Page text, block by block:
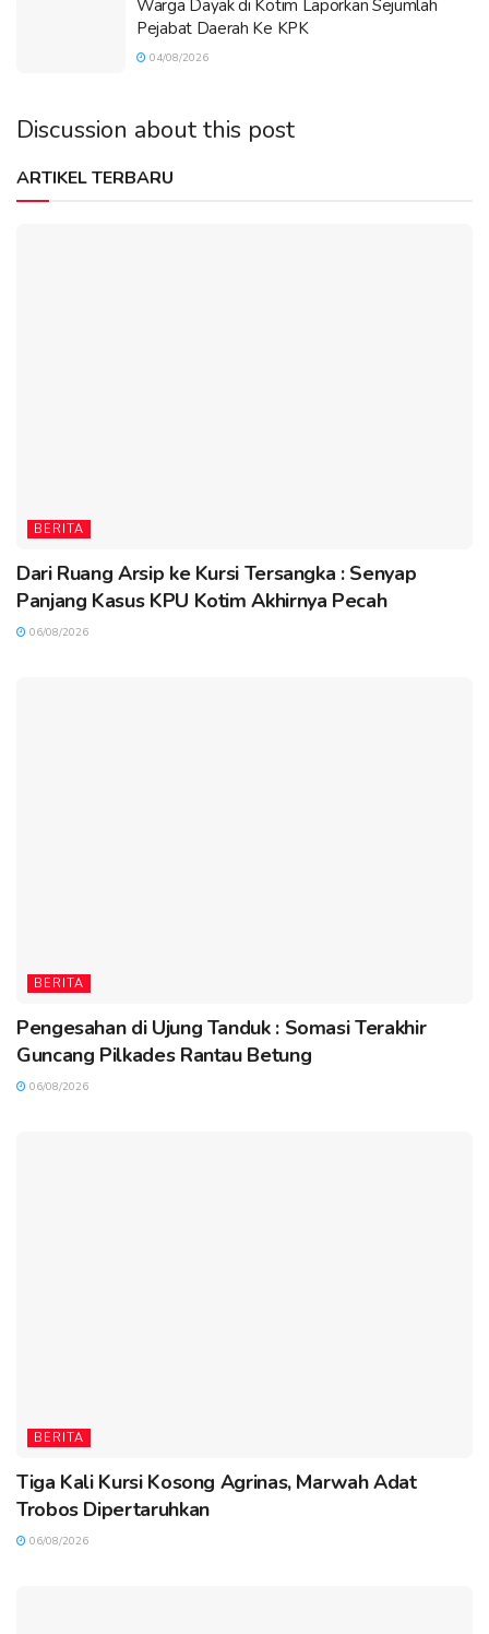
Warga Dayak di Kotim Laporkan Sejumlah
Pejabat Daerah Ke KPK
04/08/2026
Discussion about this post
ARTIKEL TERBARU
BERITA
Dari Ruang Arsip ke Kursi Tersangka : Senyap
Panjang Kasus KPU Kotim Akhirnya Pecah
06/08/2026
BERITA
Pengesahan di Ujung Tanduk : Somasi Terakhir
Guncang Pilkades Rantau Betung
06/08/2026
BERITA
Tiga Kali Kursi Kosong Agrinas, Marwah Adat
Trobos Dipertaruhkan
06/08/2026